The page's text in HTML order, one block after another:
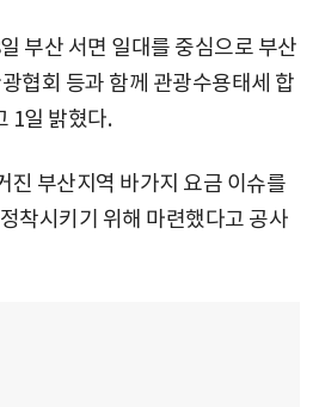
부산 서면 일대를 중심으로 부산
협회 등과 함께 관광수용태세 합
1일 밝혔다.
진 부산지역 바가지 요금 이슈를
착시키기 위해 마련했다고 공사